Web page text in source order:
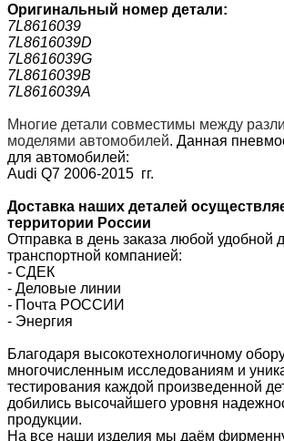
Оригинальный номер детали:
7L8616039
7L8616039D
7L8616039G
7L8616039B
7L8616039A
Многие детали совместимы между
моделями автомобилей. Данная
для автомобилей:
Audi Q7 2006-2015 гг.
Доставка наших деталей
территории России
Отправка в день заказа любой удобной
транспортной компанией:
- СДЕК
- Деловые линии
- Почта РОССИИ
- Энергия
Благодаря высокотехнологичному
многочисленным исследованиям и
тестирования каждой произведенной
добились высочайшего уровня
продукции.
На все наши изделия мы даём